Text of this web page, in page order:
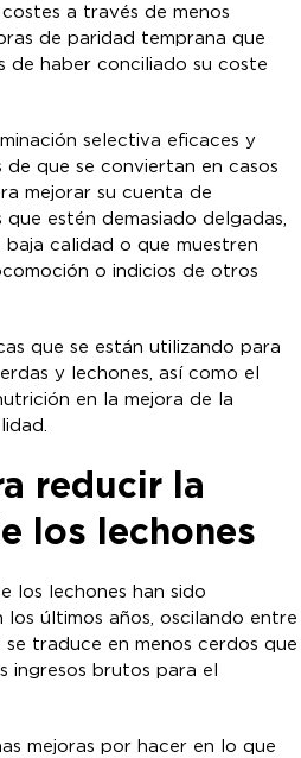
a través de menos
de paridad temprana que
de haber conciliado su coste
selectiva eficaces y
de que se conviertan en casos
mejorar su cuenta de
estén demasiado delgadas,
calidad o que muestren
o indicios de otros
que se están utilizando para
y lechones, así como el
en la mejora de la
reducir la
los lechones
los lechones han sido
últimos años, oscilando entre
se traduce en menos cerdos que
ingresos brutos para el
mejoras por hacer en lo que